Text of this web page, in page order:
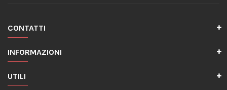
CONTATTI
INFORMAZIONI
UTILI